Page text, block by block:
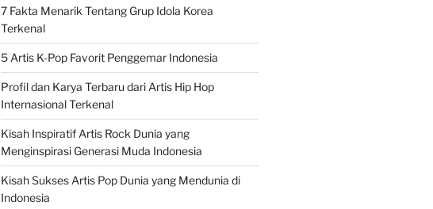
7 Fakta Menarik Tentang Grup Idola Korea
Terkenal
5 Artis K-Pop Favorit Penggemar Indonesia
Profil dan Karya Terbaru dari Artis Hip Hop
Internasional Terkenal
Kisah Inspiratif Artis Rock Dunia yang
Menginspirasi Generasi Muda Indonesia
Kisah Sukses Artis Pop Dunia yang Mendunia di
Indonesia